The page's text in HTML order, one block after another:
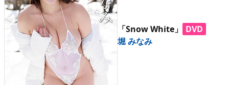
「Snow White」
DVD
堀 みなみ